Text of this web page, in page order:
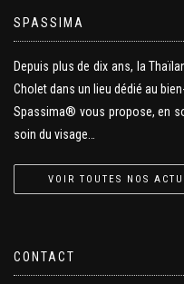
SPASSIMA
Depuis plus de dix ans, la
Cholet dans un lieu dédié au
Spassima® vous propose, en
soin du visage…
VOIR TOUTES NOS
CONTACT